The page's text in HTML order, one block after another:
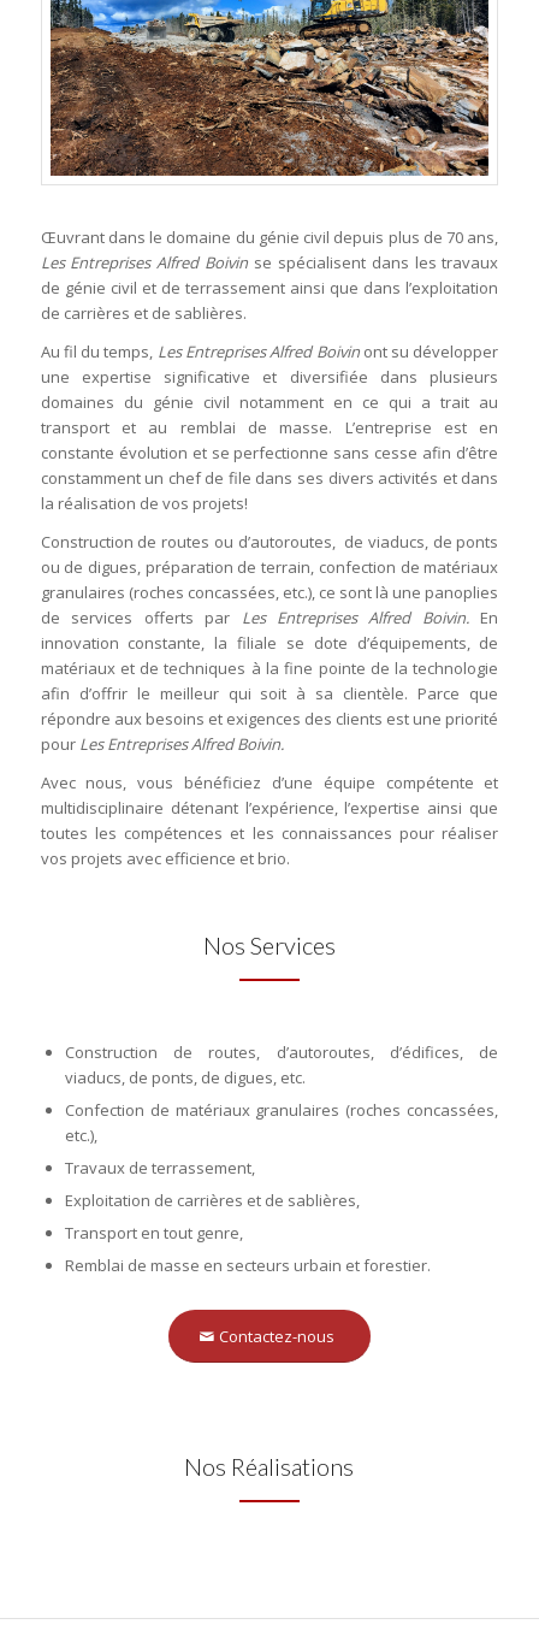
Œuvrant dans le domaine du génie civil depuis plus de 70 ans,
Les Entreprises Alfred Boivin se spécialisent dans les travaux
de génie civil et de terrassement ainsi que dans l’exploitation
de carrières et de sablières.
Au fil du temps, Les Entreprises Alfred Boivinont su développer
une expertise significative et diversifiée dans plusieurs
domaines du génie civil notamment en ce qui a trait au
transport et au remblai de masse. L’entreprise est en
constante évolution et se perfectionne sans cesse afin d’être
constamment un chef de file dans ses divers activités et dans
la réalisation de vos projets!
Construction de routes ou d’autoroutes, de viaducs, de ponts
ou de digues, préparation de terrain, confection de matériaux
granulaires (roches concassées, etc.), ce sont là une panoplies
de services offerts par Les Entreprises Alfred Boivin.En
innovation constante, la filiale se dote d’équipements, de
matériaux et de techniques à la fine pointe de la technologie
afin d’offrir le meilleur qui soit à sa clientèle. Parce que
répondre aux besoins et exigences des clients est une priorité
pour Les Entreprises Alfred Boivin.
Avec nous, vous bénéficiez d’une équipe compétente et
multidisciplinaire détenant l’expérience, l’expertise ainsi que
toutes les compétences et les connaissances pour réaliser
vos projets avec efficience et brio.
Nos Services
Construction de routes, d’autoroutes, d’édifices, de
viaducs, de ponts, de digues, etc.
Confection de matériaux granulaires (roches concassées,
etc.),
Travaux de terrassement,
Exploitation de carrières et de sablières,
Transport en tout genre,
Remblai de masse en secteurs urbain et forestier.
Contactez-nous
Nos Réalisations